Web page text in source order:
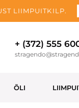
LIIMPUITKILP.
+ (372) 555
ÕLI